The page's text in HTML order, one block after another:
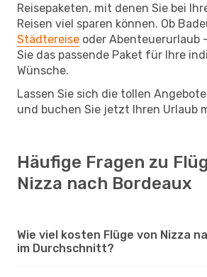
Reisepaketen, mit denen Sie bei
Reisen viel sparen können. Ob
Städtereise oder Abenteuerurlaub
Sie das passende Paket für Ihre
Wünsche.
Lassen Sie sich die tollen
und buchen Sie jetzt Ihren Urlaub
Häufige Fragen zu
Nizza nach Bordeaux
Wie viel kosten Flüge von Nizza
im Durchschnitt?